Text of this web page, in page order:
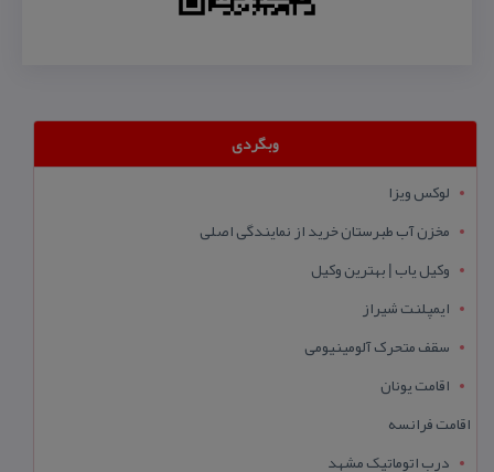
وبگردی
لوکس ویزا
مخزن آب طبرستان خرید از نمایندگی اصلی
وکیل یاب | بهترین وکیل
ایمپلنت شیراز
سقف متحرک آلومینیومی
اقامت یونان
اقامت فرانسه
درب اتوماتیک مشهد